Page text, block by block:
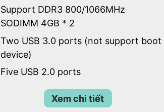
Support DDR3 800/1066MHz
SODIMM 4GB * 2
Two USB 3.0 ports (not support boot
device)
Five USB 2.0 ports
Xem chi tiết